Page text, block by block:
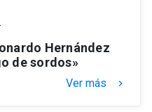
Hernández
de sordos»
Ver más keyboard_arrow_right